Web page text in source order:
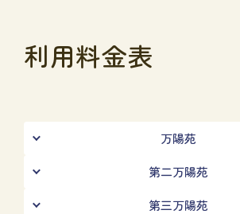
利用料金表
万陽苑
第二万陽苑
第三万陽苑